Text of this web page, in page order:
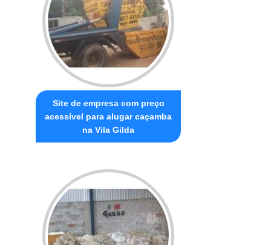
Site de empresa com preço
acessível para alugar caçamba
na Vila Gilda